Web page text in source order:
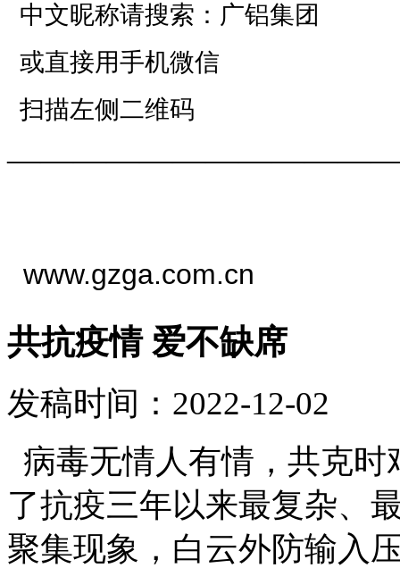
中文昵称请搜索：广铝集团
或直接用手机微信
扫描左侧二维码
———————————
www.gzga.com.cn
共抗疫情 爱不缺席
发稿时间：2022-12-02
病毒无情人有情，共克时
了抗疫三年以来最复杂、
聚集现象，白云外防输入